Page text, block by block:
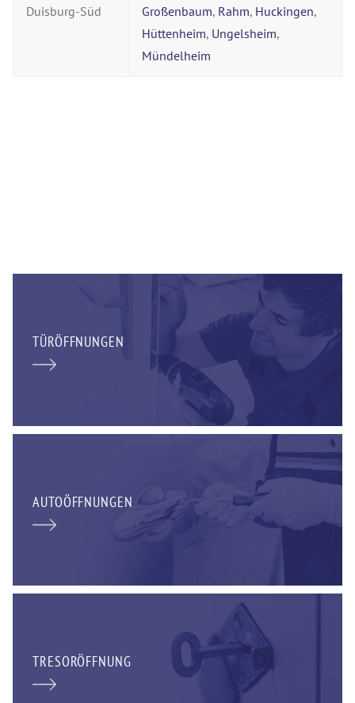
Duisburg-Süd
Großenbaum, Rahm, Huckingen,
Hüttenheim, Ungelsheim,
Mündelheim
TÜRÖFFNUNGEN
AUTOÖFFNUNGEN
TRESORÖFFNUNG